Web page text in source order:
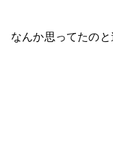
なんか思ってたの